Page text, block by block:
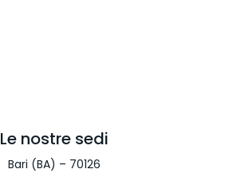
Le nostre sedi
Bari (BA) – 70126